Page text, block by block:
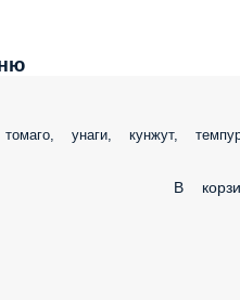
унаги, кунжут,
В